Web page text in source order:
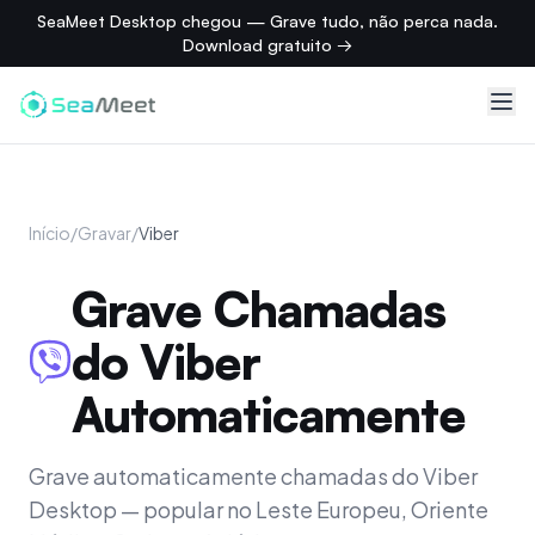
SeaMeet Desktop chegou — Grave tudo, não perca nada.
Download gratuito →
Início/Gravar/Viber
Grave Chamadas
do Viber
Automaticamente
Grave automaticamente chamadas do Viber
Desktop — popular no Leste Europeu, Oriente